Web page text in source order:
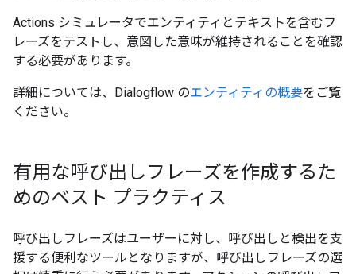
Actions シミュレータでエンティティとテキストを含むフ
レーズをテストし、意図した意味が維持されることを確認
する必要があります。
詳細については、Dialogflow のエンティティの概要をご覧
ください。
有用な呼び出しフレーズを作成するた
めのベスト プラクティス
呼び出しフレーズはユーザーに対し、呼び出しと検出を支
援する便利なツールとなりますが、呼び出しフレーズの選